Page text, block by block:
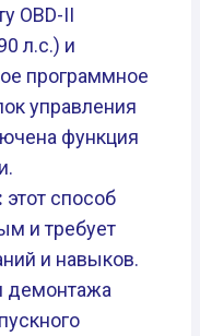
OBD-II
л.с.) и
программное
управления
функция
этот способ
и требует
и навыков.
демонтажа